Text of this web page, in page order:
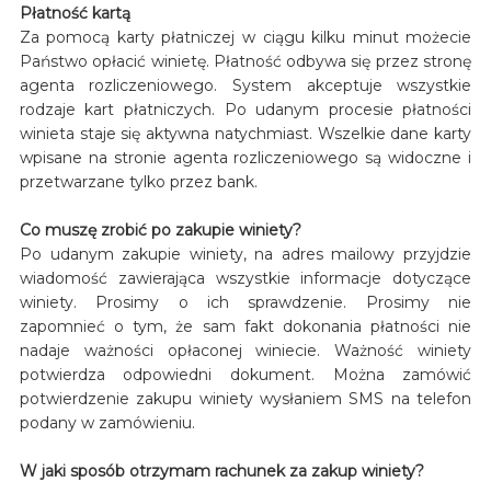
Płatność kartą
Za pomocą karty płatniczej w ciągu kilku minut możecie
Państwo opłacić winietę. Płatność odbywa się przez stronę
agenta rozliczeniowego. System akceptuje wszystkie
rodzaje kart płatniczych. Po udanym procesie płatności
winieta staje się aktywna natychmiast. Wszelkie dane karty
wpisane na stronie agenta rozliczeniowego są widoczne i
przetwarzane tylko przez bank.
Co muszę zrobić po zakupie winiety?
Po udanym zakupie winiety, na adres mailowy przyjdzie
wiadomość zawierająca wszystkie informacje dotyczące
winiety. Prosimy o ich sprawdzenie. Prosimy nie
zapomnieć o tym, że sam fakt dokonania płatności nie
nadaje ważności opłaconej winiecie. Ważność winiety
potwierdza odpowiedni dokument. Można zamówić
potwierdzenie zakupu winiety wysłaniem SMS na telefon
podany w zamówieniu.
W jaki sposób otrzymam rachunek za zakup winiety?